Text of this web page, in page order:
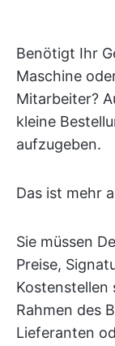
Benötigt Ihr
Maschine
Mitarbeiter?
kleine
aufzugeben.
Das ist mehr
Sie müssen
Preise,
Kostenstellen
Rahmen des
Lieferanten